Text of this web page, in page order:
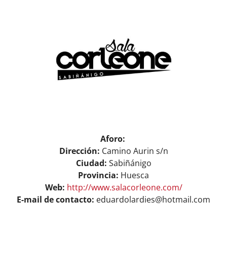
Image
Aforo:
Dirección: Camino Aurin s/n
Ciudad: Sabiñánigo
Provincia: Huesca
Web: http://www.salacorleone.com/
E-mail de contacto: eduardolardies@hotmail.com